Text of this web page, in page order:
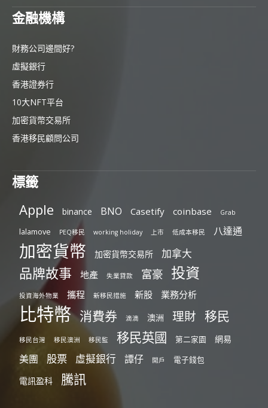
金融機構
財務公司邊間好?
虛擬銀行
香港證券行
10大NFT平台
加密貨幣交易所
香港移民顧問公司
標籤
Apple binance BNO Casetify coinbase Grab
lalamove PEQ移民 working holiday 上市 低成本移民 八達通
加密貨幣 加密貨幣交易所 加拿大
品牌故事 地產 失業貸款 富豪 投資
投資海外物業 攜程 新移民措施 新股 業務分析
比特幣 消費券 滴滴 澳洲 理財 移民
移民台灣 移民澳洲 移民監 移民英國 第二家園 網易
美團 股票 虛擬銀行 譚仔 開戶 電子錢包
電訊盈科 騰訊